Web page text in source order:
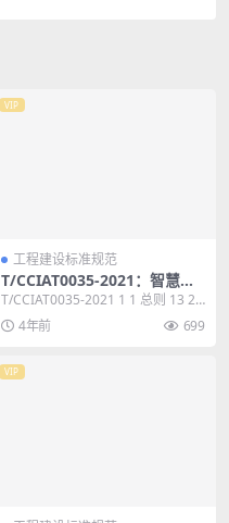
VIP
工程建设标准规范
T/CCIAT0035-2021：智慧体
育馆系统工程技术规程
T/CCIAT0035-2021 1 1 总则 13 2
术语和符号 14 2....
4年前 699
VIP